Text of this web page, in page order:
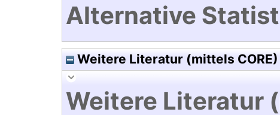
Alternative
Weitere Literatur (mittels CORE)
Weitere Literatur